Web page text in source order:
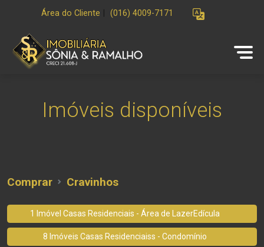
Área do Cliente (016) 4009-7171
Imóveis disponíveis
Comprar Cravinhos
1 Imóvel Casas Residenciais - Área de LazerEdícula
8 Imóveis Casas Residenciaiss - Condomínio